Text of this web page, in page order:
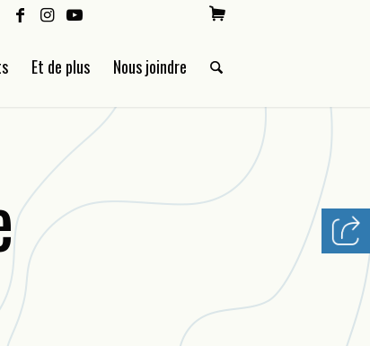
Et de plus Nous joindre